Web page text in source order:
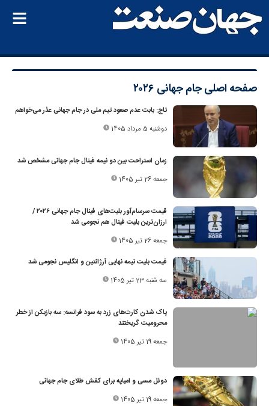
صفحه اصلیجام جهانی ۲۰۲۶
تاج: بابت عدم صعود تیم ملی در جام جهانی عذر می‌خواهم
دوشنبه 5 مرداد 1405
زمان استراحت بین دو نیمه فینال جام جهانی مشخص شد
جمعه 26 تیر 1405
قیمت‌ سرسام‌آور بلیت‌های فینال جام جهانی ۲۰۲۶ /
ارزان‌ترین بلیت فینال هم نجومی شد
جمعه 26 تیر 1405
قیمت بلیت نیمه نهایی آرژانتین و انگلیس نجومی شد
سه شنبه 23 تیر 1405
پاک شدن کارت‌های زرد به سود فرانسه: سه بازیکن از خطر
محرومیت گریختند
جمعه 19 تیر 1405
دوئل مسی و امباپه برای کفش طلای جام جهانی
جمعه 19 تیر 1405